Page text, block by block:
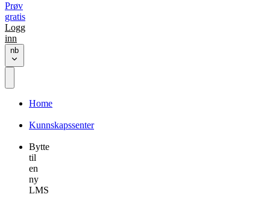
Prøv
gratis
Logg
inn
nb
Home
Kunnskapssenter
Bytte
til
en
ny
LMS